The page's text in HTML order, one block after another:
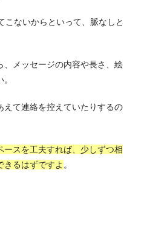
こないからといって、脈なしと
、メッセージの内容や長さ、絵
えて連絡を控えていたりするの
ースを工夫すれば、少しずつ相
きるはずですよ 。